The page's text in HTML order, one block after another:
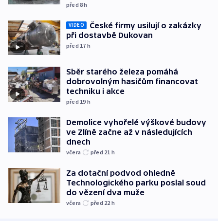
před 8h
VIDEO
České firmy usilují o zakázky
při dostavbě Dukovan
před 17 h
Sběr starého železa pomáhá
dobrovolným hasičům financovat
techniku i akce
před 19 h
Demolice vyhořelé výškové budovy
ve Zlíně začne až v následujících
dnech
včera před 21 h
Za dotační podvod ohledně
Technologického parku poslal soud
do vězení dva muže
včera před 22 h